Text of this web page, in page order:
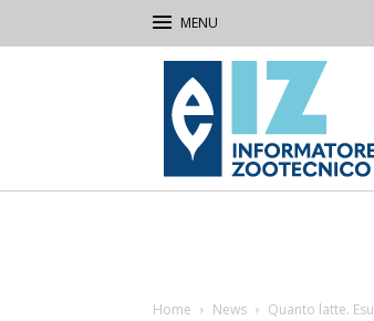
IZ
Informatore
Zootecnico
Home News Quanto latte.